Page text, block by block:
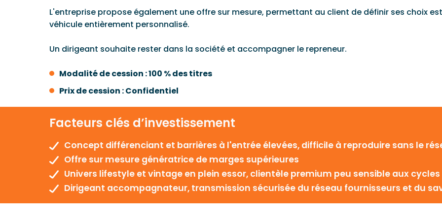
L'entreprise propose également une offre sur mesure, permettant au client de définir ses choix
véhicule entièrement personnalisé.
Un dirigeant souhaite rester dans la société et accompagner le repreneur.
Modalité de cession : 100 % des titres
Prix de cession : Confidentiel
Facteurs clés d’investissement
Concept différenciant et barrières à l'entrée élevées, difficile à reproduire sans le
Offre sur mesure génératrice de marges supérieures
Univers lifestyle et vintage en plein essor, clientèle premium peu sensible aux
Dirigeant accompagnateur, transmission sécurisée du réseau fournisseurs et du